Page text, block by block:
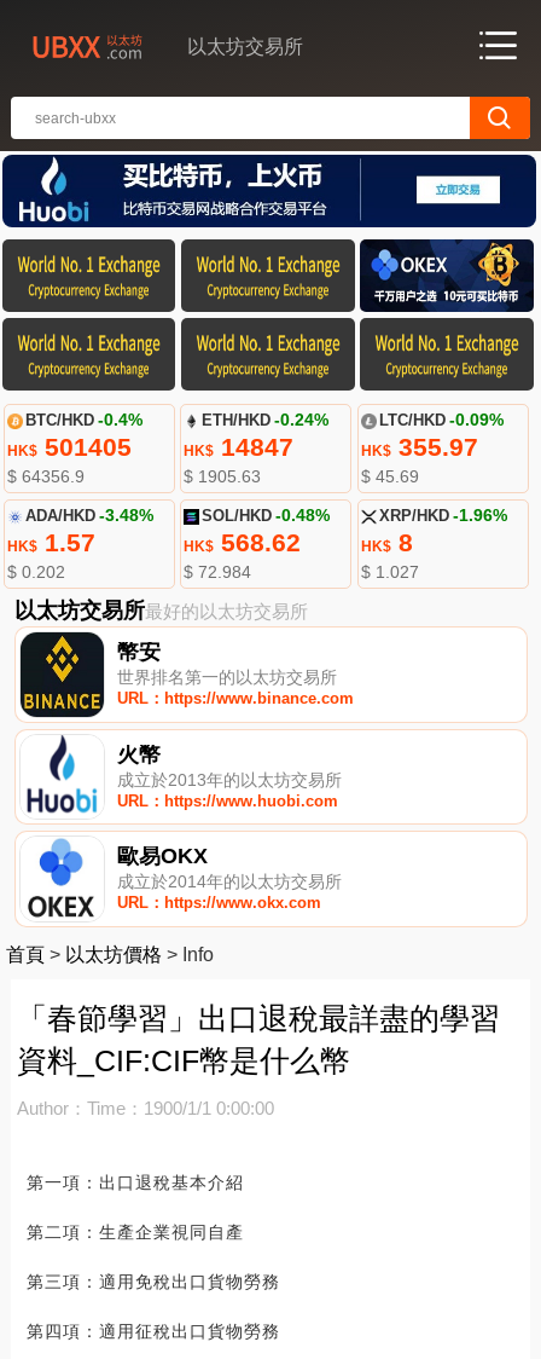
以太坊交易所
BTC/HKD -0.4%
HK$501405
$ 64356.9
ETH/HKD -0.24%
HK$ 14847
$ 1905.63
LTC/HKD -0.09%
HK$355.97
$ 45.69
ADA/HKD -3.48%
HK$1.57
$ 0.202
SOL/HKD -0.48%
HK$ 568.62
$ 72.984
XRP/HKD -1.96%
HK$8
$ 1.027
以太坊交易所最好的以太坊交易所
幣安
世界排名第一的以太坊交易所
URL：https://www.binance.com
火幣
成立於2013年的以太坊交易所
URL：https://www.huobi.com
歐易OKX
成立於2014年的以太坊交易所
URL：https://www.okx.com
首頁 > 以太坊價格 > Info
「春節學習」出口退稅最詳盡的學習
資料_CIF:CIF幣是什么幣
Author： Time：1900/1/1 0:00:00
第一項：出口退稅基本介紹
第二項：生產企業視同自產
第三項：適用免稅出口貨物勞務
第四項：適用征稅出口貨物勞務